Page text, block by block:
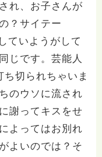
れ、お子さんが
？サイテー
ていようがして
じです。芸能人
切られちゃいま
のウソに流され
謝ってキスをせ
よってはお別れ
よいのでは？そ